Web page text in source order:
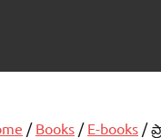
/ Books / E-books /